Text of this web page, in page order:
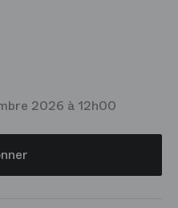
2026 à 12h00